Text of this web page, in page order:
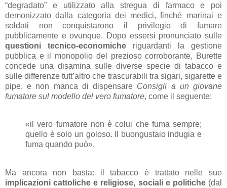
“degradato” e utilizzato alla stregua di farmaco e poi
demonizzato dalla categoria dei medici, finché marinai e
soldati non conquistarono il privilegio di fumare
pubblicamente e ovunque. Dopo essersi pronunciato sulle
questioni tecnico-economiche riguardanti la gestione
pubblica e il monopolio del prezioso corroborante, Burette
concede una disamina sulle diverse specie di tabacco e
sulle differenze tutt’altro che trascurabili tra sigari, sigarette e
pipe, e non manca di dispensare Consigli a un giovane
fumatore sul modello del vero fumatore, come il seguente:
«il vero fumatore non è colui che fuma sempre;
quello è solo un goloso. Il buongustaio indugia e
fuma quando può».
Ma ancora non basta: il tabacco è trattato nelle sue
implicazioni cattoliche e religiose, sociali e politiche(dal